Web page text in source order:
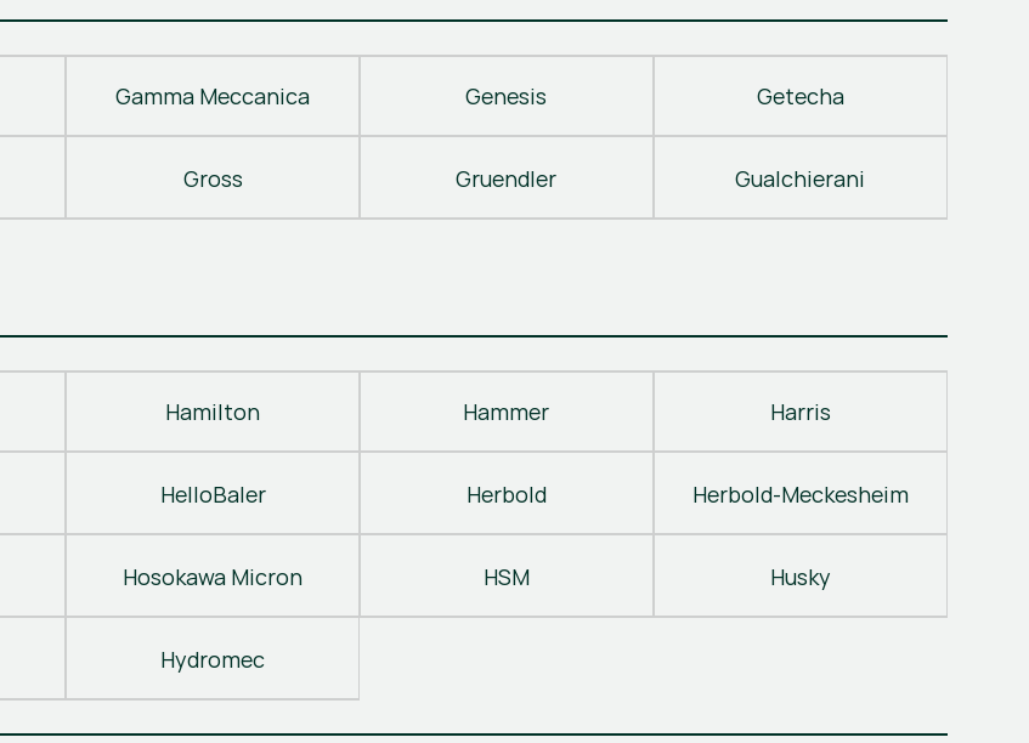
Gamma Meccanica Genesis Getecha
Gross Gruendler Gualchierani
Hamilton Hammer Harris
HelloBaler Herbold Herbold-Meckesheim
Hosokawa Micron HSM Husky
Hydromec